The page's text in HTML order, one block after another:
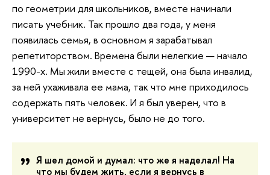
по геометрии для школьников, вместе начинали
писать учебник. Так прошло два года, у меня
появилась семья, в основном я зарабатывал
репетиторством. Времена были нелегкие — начало
1990-х. Мы жили вместе с тещей, она была инвалид,
за ней ухаживала ее мама, так что мне приходилось
содержать пять человек. И я был уверен, что в
университет не вернусь, было не до того.
Я шел домой и думал: что же я наделал! На
что мы будем жить, если я вернусь в